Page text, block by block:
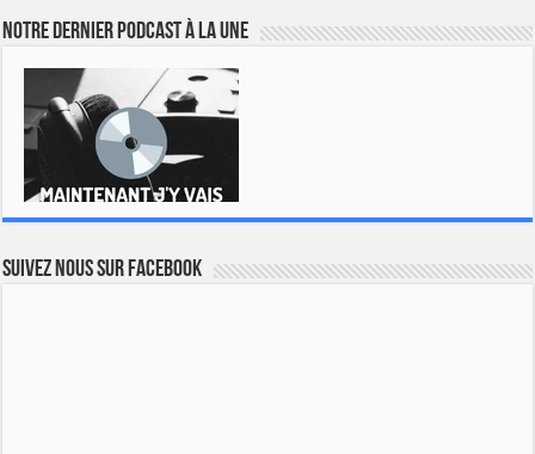
Notre dernier podcast à la une
Suivez nous sur Facebook